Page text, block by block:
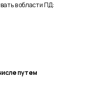
в области ПД:
путем